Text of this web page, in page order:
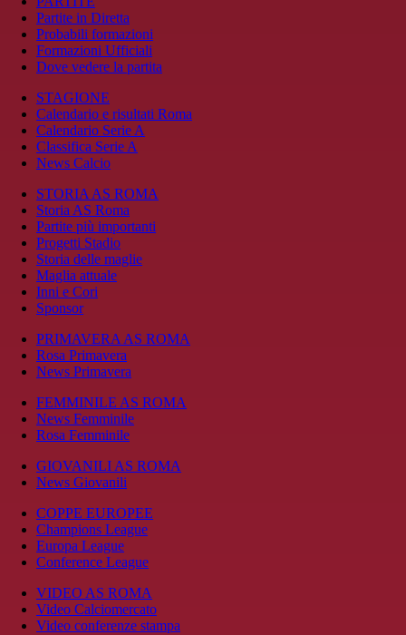
Partite in Diretta
Probabili formazioni
Formazioni Ufficiali
Dove vedere la partita
STAGIONE
Calendario e risultati Roma
Calendario Serie A
Classifica Serie A
News Calcio
STORIA AS ROMA
Storia AS Roma
Partite più importanti
Progetti Stadio
Storia delle maglie
Maglia attuale
Inni e Cori
Sponsor
PRIMAVERA AS ROMA
Rosa Primavera
News Primavera
FEMMINILE AS ROMA
News Femminile
Rosa Femminile
GIOVANILI AS ROMA
News Giovanili
COPPE EUROPEE
Champions League
Europa League
Conference League
VIDEO AS ROMA
Video Calciomercato
Video conferenze stampa